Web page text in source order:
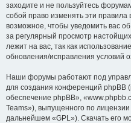
заходите и не пользуйтесь
собой право изменять эти
возможное, чтобы уведомить вас
за регулярный просмотр
лежит на вас, так как
обновления/исправления условий
Наши форумы работают под
для создания конференций phpBB
обеспечение phpBB»,
Teams»), выпущенного по лицензии
дальнейшем «GPL»). Скачать его